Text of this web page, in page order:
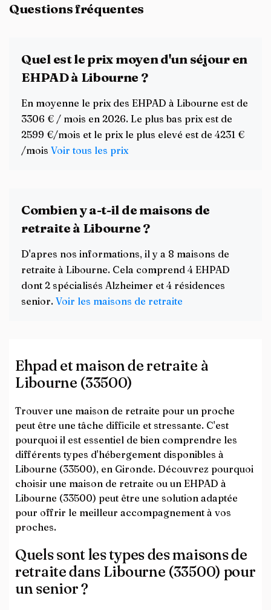
Questions fréquentes
Quel est le prix moyen d'un séjour en
EHPAD à Libourne ?
En moyenne le prix des EHPAD à Libourne est de
3306 € / mois en 2026. Le plus bas prix est de
2599 €/mois et le prix le plus elevé est de 4231 €
/mois Voir tous les prix
Combien y a-t-il de maisons de
retraite à Libourne ?
D'apres nos informations, il y a 8 maisons de
retraite à Libourne. Cela comprend 4 EHPAD
dont 2 spécialisés Alzheimer et 4 résidences
senior. Voir les maisons de retraite
Ehpad et maison de retraite à
Libourne (33500)
Trouver une maison de retraite pour un proche
peut être une tâche difficile et stressante. C'est
pourquoi il est essentiel de bien comprendre les
différents types d'hébergement disponibles à
Libourne (33500), en Gironde. Découvrez pourquoi
choisir une maison de retraite ou un EHPAD à
Libourne (33500) peut être une solution adaptée
pour offrir le meilleur accompagnement à vos
proches.
Quels sont les types des maisons de
retraite dans Libourne (33500) pour
un senior ?